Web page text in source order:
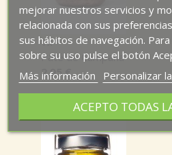
1x
Paté de Campaña
2,95 €
mejorar nuestros servicios y
relacionada con sus
sus hábitos de navegación.
sobre su uso pulse el botón
Más información
Personalizar
ACEPTO TODAS